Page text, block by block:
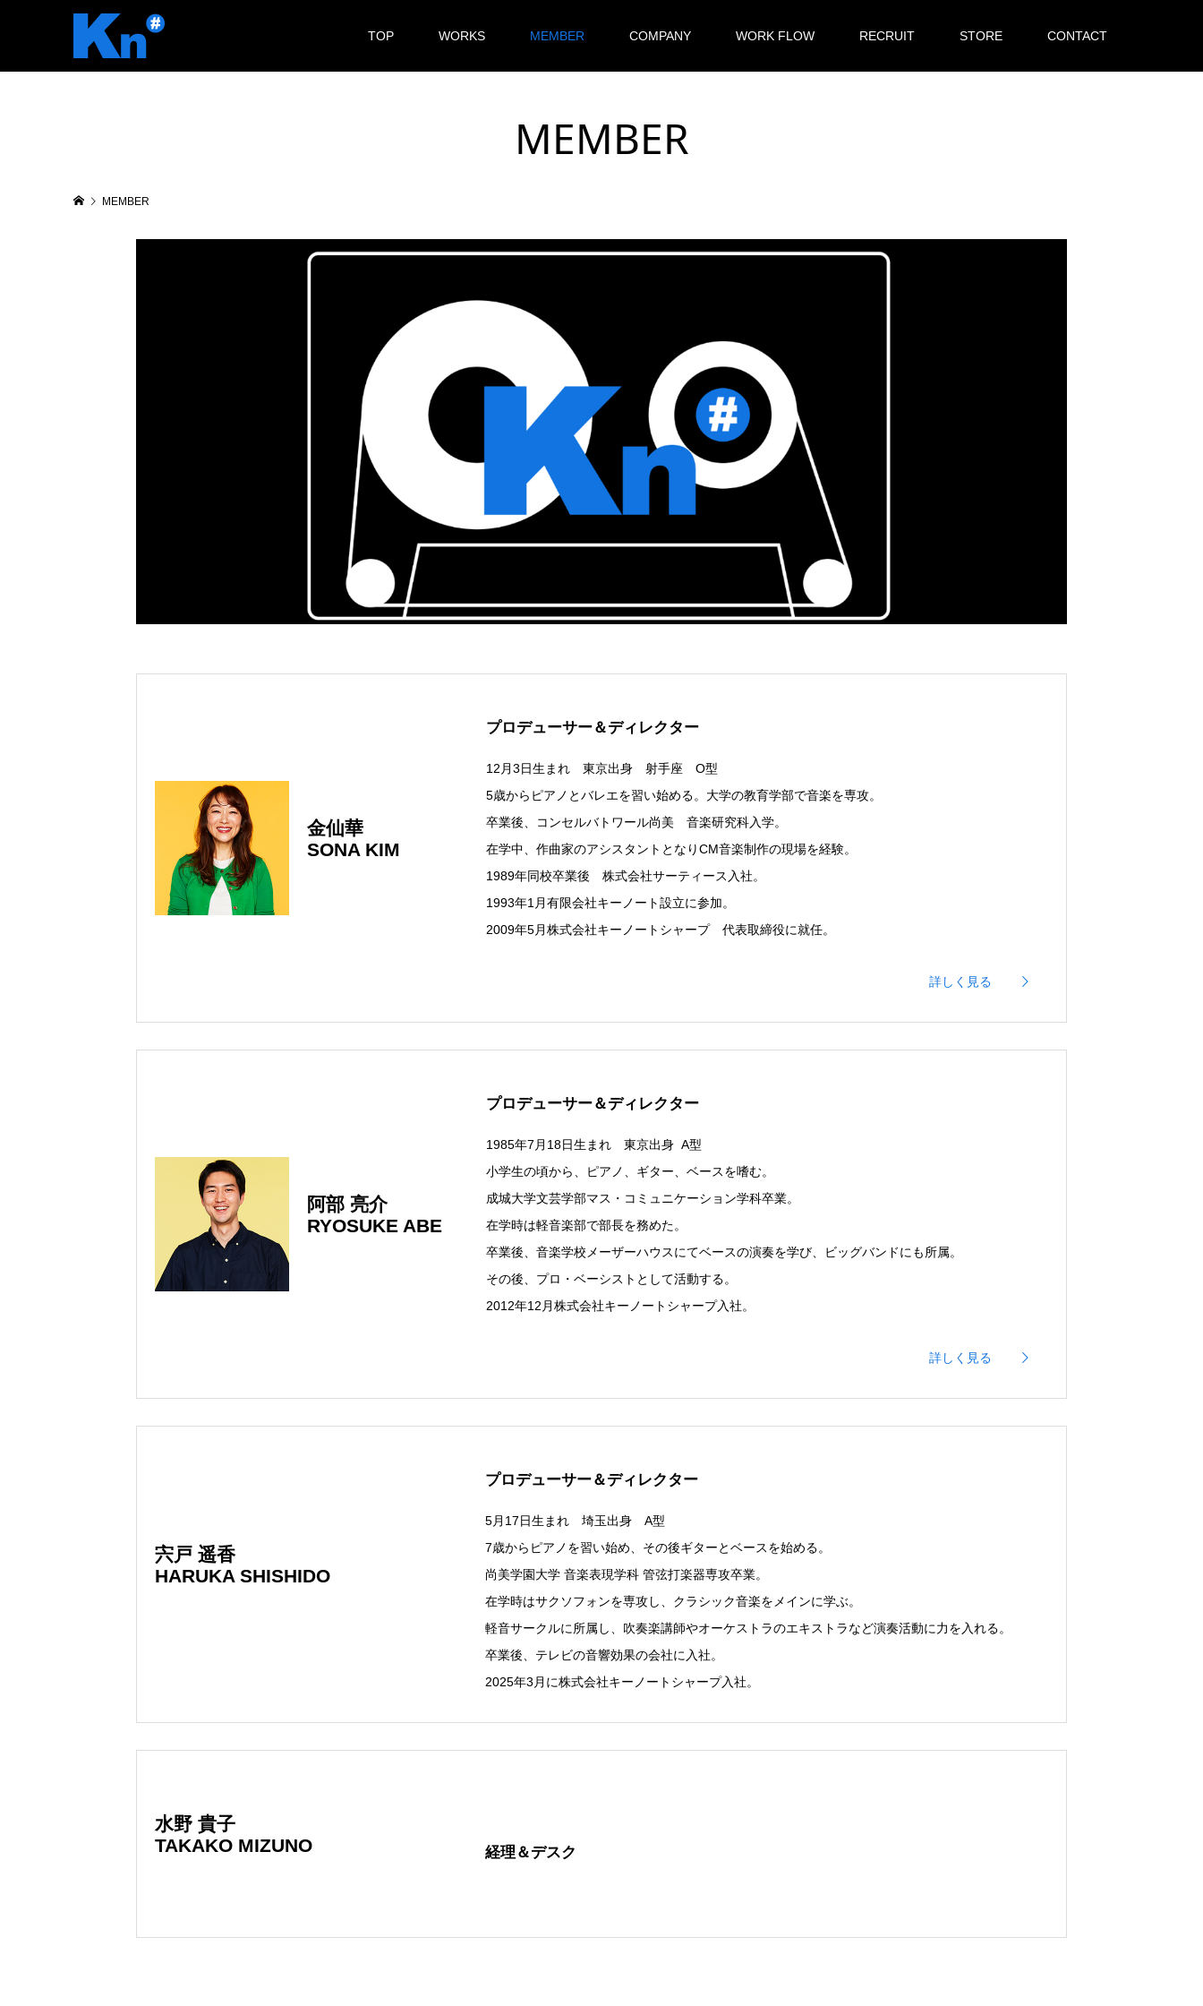
TOP WORKS MEMBER COMPANY WORK FLOW RECRUIT STORE CONTACT
MEMBER
MEMBER
金仙華
SONA KIM
プロデューサー＆ディレクター
12月3日生まれ 東京出身 射手座 O型
5歳からピアノとバレエを習い始める。大学の教育学部で音楽を専攻。
卒業後、コンセルバトワール尚美 音楽研究科入学。
在学中、作曲家のアシスタントとなりCM音楽制作の現場を経験。
1989年同校卒業後 株式会社サーティース入社。
1993年1月有限会社キーノート設立に参加。
2009年5月株式会社キーノートシャープ 代表取締役に就任。
詳しく見る
阿部 亮介
RYOSUKE ABE
プロデューサー＆ディレクター
1985年7月18日生まれ 東京出身 A型
小学生の頃から、ピアノ、ギター、ベースを嗜む。
成城大学文芸学部マス・コミュニケーション学科卒業。
在学時は軽音楽部で部長を務めた。
卒業後、音楽学校メーザーハウスにてベースの演奏を学び、ビッグバンドにも所属。
その後、プロ・ベーシストとして活動する。
2012年12月株式会社キーノートシャープ入社。
詳しく見る
宍戸 遥香
HARUKA SHISHIDO
プロデューサー＆ディレクター
5月17日生まれ 埼玉出身 A型
7歳からピアノを習い始め、その後ギターとベースを始める。
尚美学園大学 音楽表現学科 管弦打楽器専攻卒業。
在学時はサクソフォンを専攻し、クラシック音楽をメインに学ぶ。
軽音サークルに所属し、吹奏楽講師やオーケストラのエキストラなど演奏活動に力を入れる。
卒業後、テレビの音響効果の会社に入社。
2025年3月に株式会社キーノートシャープ入社。
水野 貴子
TAKAKO MIZUNO
経理＆デスク